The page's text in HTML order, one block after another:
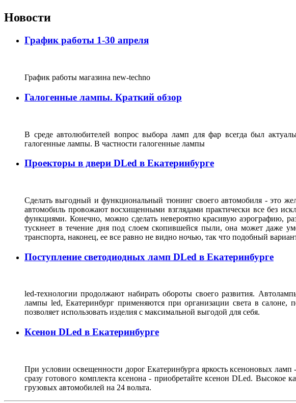
Новости
График работы 1-30 апреля
График работы магазина new-techno
Галогенные лампы. Краткий обзор
В среде автолюбителей вопрос выбора ламп для фар всегда был
галогенные лампы. В частности галогенные лампы
Проекторы в двери DLed в Екатеринбурге
Сделать выгодный и функциональный тюнинг своего автомобиля - это
автомобиль провожают восхищенными взглядами практически все без
функциями. Конечно, можно сделать невероятно красивую аэрографию,
тускнеет в течение дня под слоем скопившейся пыли, она может даже
транспорта, наконец, ее все равно не видно ночью, так что подобный
Поступление светодиодных ламп DLed в Екатеринбурге
led-технологии продолжают набирать обороты своего развития.
лампы led, Екатеринбург применяются при организации света в салоне,
позволяет использовать изделия с максимальной выгодой для себя.
Ксенон DLed в Екатеринбурге
При условии освещенности дорог Екатеринбурга яркость ксеноновых
сразу готового комплекта ксенона - приобретайте ксенон DLed. Высокое
грузовых автомобилей на 24 вольта.